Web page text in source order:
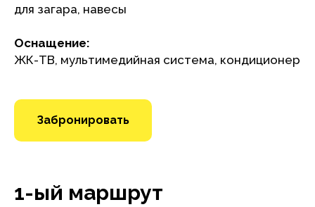
для загара, навесы
Оснащение:
ЖК-ТВ, мультимедийная система, кондиционер
Забронировать
1-ый маршрут